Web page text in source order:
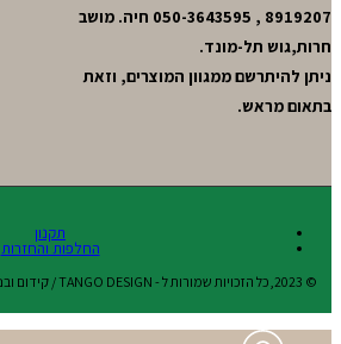
8919207 , 050-3643595 חיה. מושב
חרות,גוש תל-מונד.
ניתן להיתרשם ממגוון המוצרים, וזאת
בתאום מראש.
תקנון
החלפות והחזרות
© 2023,כל הזכויות שמורות ל - TANGO DESIGN / קידום ובניית האתר RAVENMEDIA.CO.IL